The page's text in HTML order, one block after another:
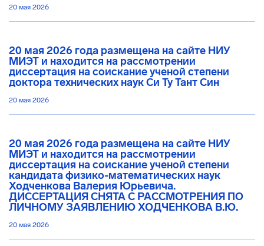
20 мая 2026
20 мая 2026 года размещена на сайте НИУ
МИЭТ и находится на рассмотрении
диссертация на соискание ученой степени
доктора технических наук Си Ту Тант Син
20 мая 2026
20 мая 2026 года размещена на сайте НИУ
МИЭТ и находится на рассмотрении
диссертация на соискание ученой степени
кандидата физико-математических наук
Ходченкова Валерия Юрьевича.
ДИССЕРТАЦИЯ СНЯТА С РАССМОТРЕНИЯ ПО
ЛИЧНОМУ ЗАЯВЛЕНИЮ ХОДЧЕНКОВА В.Ю.
20 мая 2026